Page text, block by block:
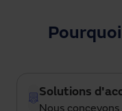
Solutions